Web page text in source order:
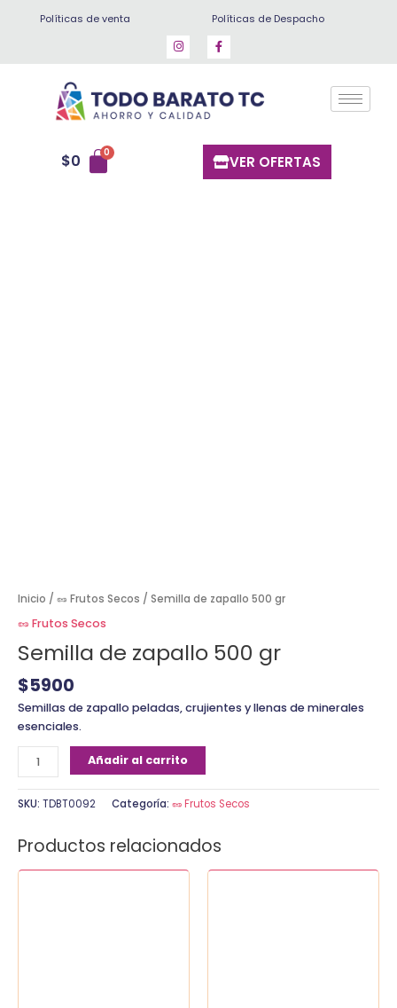
Políticas de venta Políticas de Despacho
$0 VER OFERTAS
Inicio / 🥜 Frutos Secos / Semilla de zapallo 500 gr
🥜 Frutos Secos
Semilla de zapallo 500 gr
$5900
Semillas de zapallo peladas, crujientes y llenas de minerales
esenciales.
Añadir al carrito
SKU: TDBT0092 Categoría: 🥜 Frutos Secos
Productos relacionados